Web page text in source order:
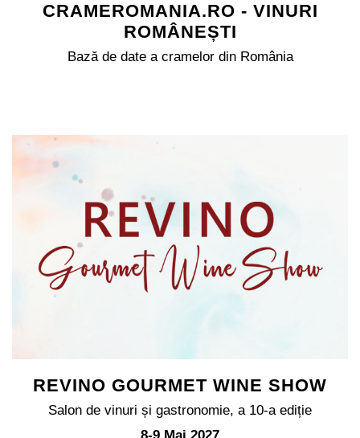
CRAMEROMANIA.RO - VINURI
ROMÂNEȘTI
Bază de date a cramelor din România
REVINO GOURMET WINE SHOW
Salon de vinuri și gastronomie, a 10-a ediție